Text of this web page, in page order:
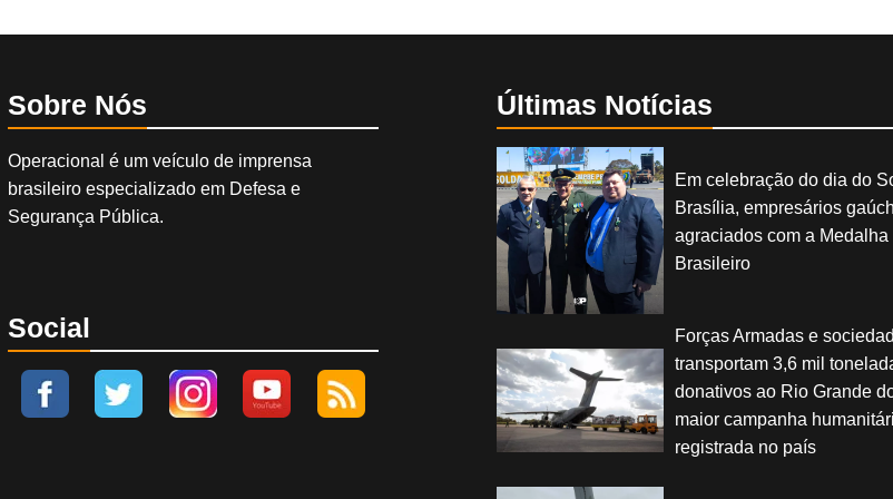
Sobre Nós
Operacional é um veículo de imprensa
brasileiro especializado em Defesa e
Segurança Pública.
Social
Últimas Notícias
Em celebração do dia do
Brasília, empresários
agraciados com a Medalha
Brasileiro
Forças Armadas e
transportam 3,6 mil
donativos ao Rio Grande
maior campanha
registrada no país